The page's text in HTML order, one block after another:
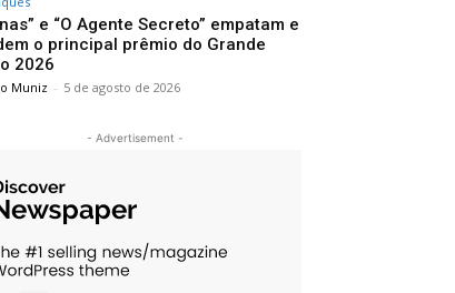
e “O Agente Secreto” empatam e
o principal prêmio do Grande
2026
Muniz - 5 de agosto de 2026
- Advertisement -